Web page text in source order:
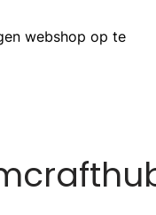
webshop op te